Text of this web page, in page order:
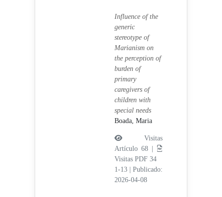
Influence of the
generic
stereotype of
Marianism on
the perception of
burden of
primary
caregivers of
children with
special needs
Boada, Maria
Visitas
Artículo 68 |
Visitas PDF 34
1-13
Publicado:
2026-04-08